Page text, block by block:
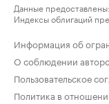
Данные предоставлены:
Индексы облигаций
Информация об
О соблюдении
Пользовательское
Политика в